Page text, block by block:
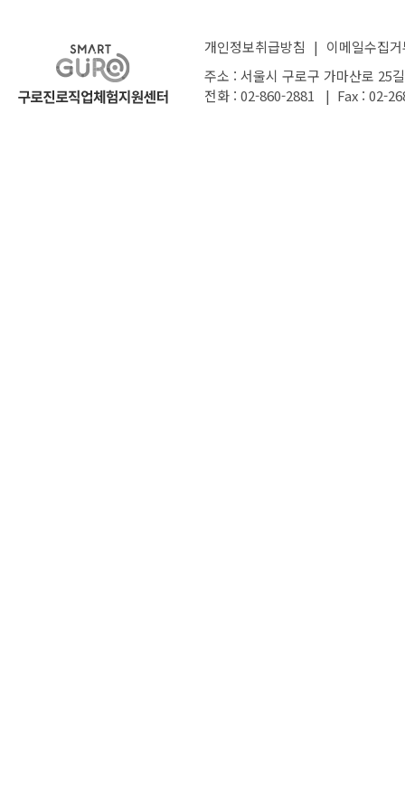
개인정보취급방침 | 이메일수집
주소 : 서울시 구로구 가마산로 25
전화 : 02-860-2881 | Fax : 02-